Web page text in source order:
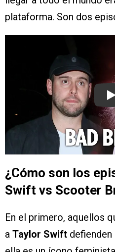
plataforma. Son dos
¿Cómo son los
Swift vs Scooter
En el primero, aquellos
a Taylor Swift